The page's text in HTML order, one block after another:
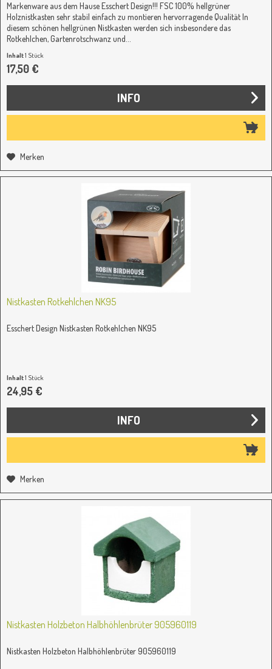
Markenware aus dem Hause Esschert Design!!! FSC 100% hellgrüner
Holznistkasten sehr stabil einfach zu montieren hervorragende Qualität In
diesem schönen hellgrünen Nistkasten werden sich insbesondere das
Rotkehlchen, Gartenrotschwanz und...
Inhalt1 Stück
17,50 €
INFO
Merken
Nistkasten Rotkehlchen NK95
Esschert Design Nistkasten Rotkehlchen NK95
Inhalt1 Stück
24,95 €
INFO
Merken
Nistkasten Holzbeton Halbhöhlenbrüter 905960119
Nistkasten Holzbeton Halbhöhlenbrüter 905960119